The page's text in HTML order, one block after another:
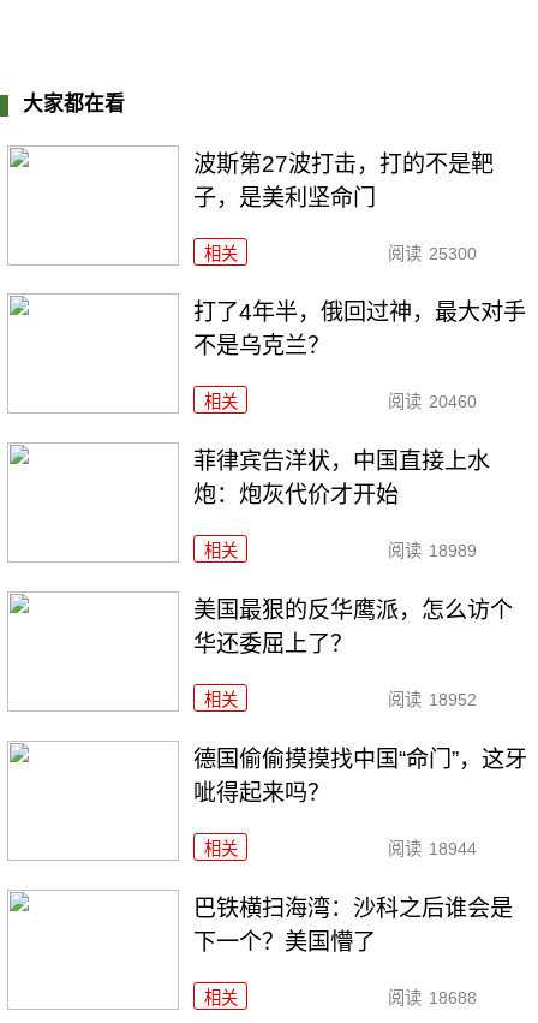
大家都在看
波斯第27波打击，打的不是靶
子，是美利坚命门
相关 阅读 25300
打了4年半，俄回过神，最大对手
不是乌克兰？
相关 阅读 20460
菲律宾告洋状，中国直接上水
炮：炮灰代价才开始
相关 阅读 18989
美国最狠的反华鹰派，怎么访个
华还委屈上了？
相关 阅读 18952
德国偷偷摸摸找中国“命门”，这牙
呲得起来吗？
相关 阅读 18944
巴铁横扫海湾：沙科之后谁会是
下一个？美国懵了
相关 阅读 18688